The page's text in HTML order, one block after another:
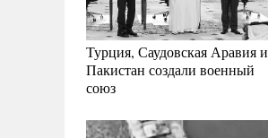
Турция, Саудовская Аравия и
Пакистан создали военный
союз